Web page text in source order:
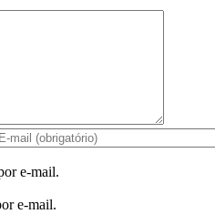
e-mail.
e-mail.